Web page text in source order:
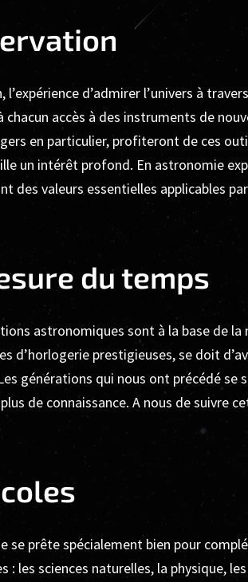
l’expérience d’admirer l’univers à
chacun accès à des instruments de
en particulier, profiteront de ces
un intérêt profond. En astronomie
des valeurs essentielles applicables
du temps
astronomiques sont à la base de
d’horlogerie prestigieuses, se doit
générations qui nous ont précédé
plus de connaissance. A nous de suivre
se prête spécialement bien pour
: les sciences naturelles, la physique,